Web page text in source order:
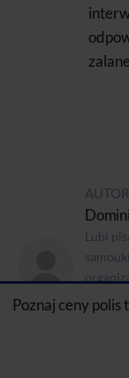
AUTOR
Lubi
czytać
Poznaj ceny